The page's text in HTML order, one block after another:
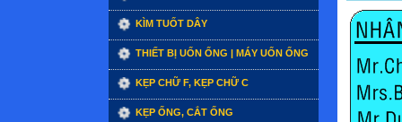
KÌM TUỐT DÂY
THIẾT BỊ UỐN ỐNG | MÁY UỐN ỐNG
KẸP CHỮ F, KẸP CHỮ C
KẸP ỐNG, CẮT ỐNG